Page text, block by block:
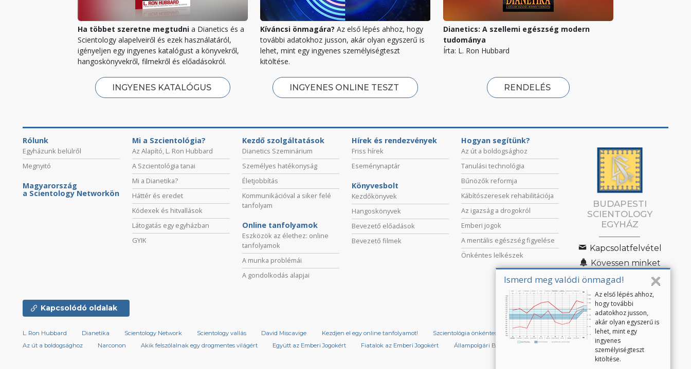
Ismerd meg valódi önmagad!
Az első lépés ahhoz,
hogy további
adatokhoz jusson,
akár olyan egyszerű is
lehet, mint egy
ingyenes
személyiségteszt
kitöltése.
Ha többet szeretne megtudnia Dianetics és a
Scientology alapelveiről és ezek használatáról,
igényeljen egy ingyenes katalógust a könyvekről,
hangoskönyvekről, filmekről és előadásokról.
INGYENES KATALÓGUS
Kíváncsi önmagára? Az első lépés ahhoz, hogy
további adatokhoz jusson, akár olyan egyszerű is
lehet, mint egy ingyenes személyiségteszt
kitöltése.
INGYENES ONLINE TESZT
Dianetics: A szellemi egészség modern
tudománya
Írta: L. Ron Hubbard
RENDELÉS
Rólunk
Egyházunk belülről
Megnyitó
Magyarország
a Scientology Networkön
Mi a Szcientológia?
Az Alapító, L. Ron Hubbard
A Szcientológia tanai
Mi a Dianetika?
Háttér és eredet
Kódexek és hitvallások
Látogatás egy egyházban
GYIK
Kezdő szolgáltatások
Dianetics Szeminárium
Személyes hatékonyság
Életjobbítás
Kommunikációval a siker felé
tanfolyam
Online tanfolyamok
Eszközök az élethez: online
tanfolyamok
A munka problémái
A gondolkodás alapjai
Hírek és rendezvények
Friss hírek
Eseménynaptár
Könyvesbolt
Kezdőkönyvek
Hangoskönyvek
Bevezető előadások
Bevezető filmek
Hogyan segítünk?
Az út a boldogsághoz
Tanulási technológia
Bűnözők reformja
Kábítószeresek rehabilitációja
Az igazság a drogokról
Emberi jogok
A mentális egészség figyelése
Önkéntes lelkészek
BUDAPESTI
SCIENTOLOGY
EGYHÁZ
Kapcsolatfelvétel
Kövessen minket
Kapcsolódó oldalak
L. Ron Hubbard Dianetika Scientology Network Scientology vallás David Miscavige Kezdjen el egy online tanfolyamot! Szcientológia önkéntes lelkészek
Scientologistok Nemzetközi Szövetsége
Az út a boldogsághoz
Narconon Akik felszólalnak egy drogmentes világért Együtt az Emberi Jogokért Fiatalok az Emberi Jogokért Állampolgári Bizottság az Emberi Jogokért